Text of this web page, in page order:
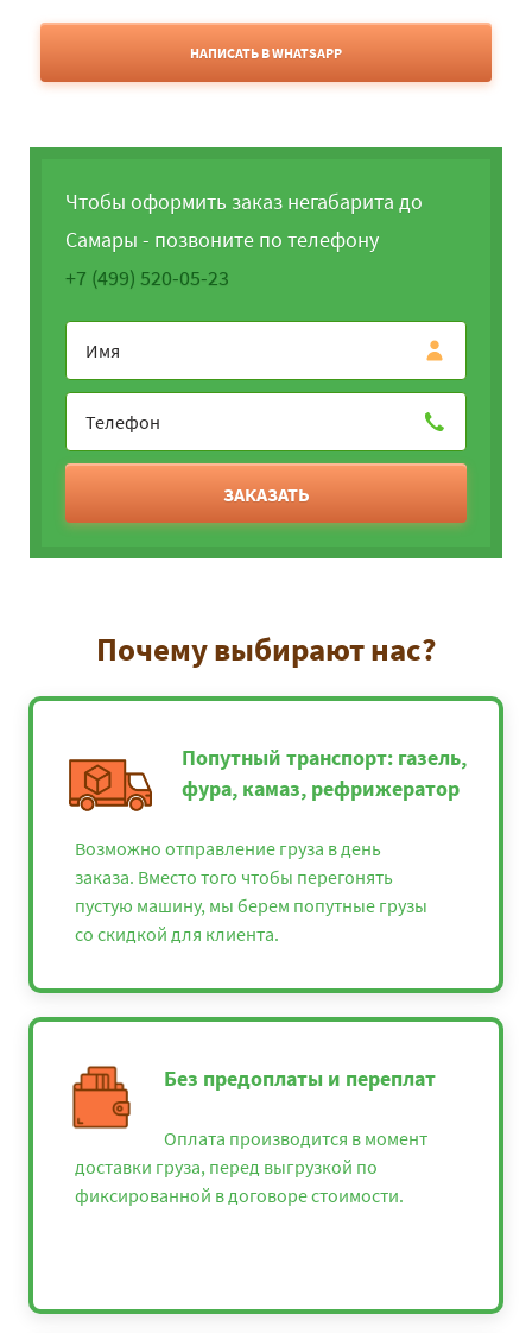
НАПИСАТЬ В WHATSAPP
Чтобы оформить заказ негабарита до
Самары - позвоните по телефону
+7 (499) 520-05-23
ЗАКАЗАТЬ
Почему выбирают нас?
Попутный транспорт: газель,
фура, камаз, рефрижератор
Возможно отправление груза в день
заказа. Вместо того чтобы перегонять
пустую машину, мы берем попутные грузы
со скидкой для клиента.
Без предоплаты и переплат
Оплата производится в момент
доставки груза, перед выгрузкой по
фиксированной в договоре стоимости.